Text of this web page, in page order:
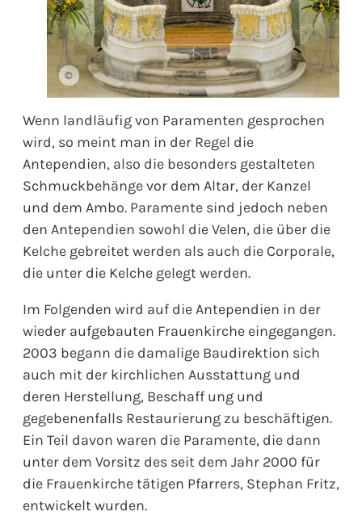
©
Wenn landläufig von Paramenten gesprochen
wird, so meint man in der Regel die
Antependien, also die besonders gestalteten
Schmuckbehänge vor dem Altar, der Kanzel
und dem Ambo. Paramente sind jedoch neben
den Antependien sowohl die Velen, die über die
Kelche gebreitet werden als auch die Corporale,
die unter die Kelche gelegt werden.
Im Folgenden wird auf die Antependien in der
wieder aufgebauten Frauenkirche eingegangen.
2003 begann die damalige Baudirektion sich
auch mit der kirchlichen Ausstattung und
deren Herstellung, Beschaff ung und
gegebenenfalls Restaurierung zu beschäftigen.
Ein Teil davon waren die Paramente, die dann
unter dem Vorsitz des seit dem Jahr 2000 für
die Frauenkirche tätigen Pfarrers, Stephan Fritz,
entwickelt wurden.